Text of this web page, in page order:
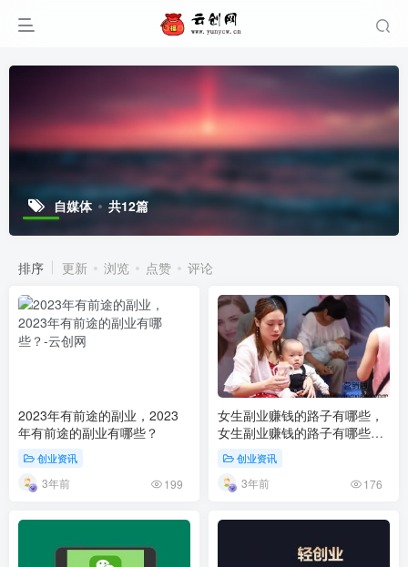
自媒体 共12篇
排序 更新 浏览 点赞 评论
2023年有前途的副业，2023
年有前途的副业有哪些？
创业资讯
3年前 199
女生副业赚钱的路子有哪些，
女生副业赚钱的路子有哪些
2023？
创业资讯
3年前 176